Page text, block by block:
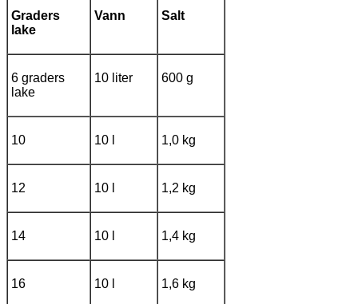
Graders
lake
Vann Salt
6 graders
lake
10 liter 600 g
10 10 l 1,0 kg
12 10 l 1,2 kg
14 10 l 1,4 kg
16 10 l 1,6 kg